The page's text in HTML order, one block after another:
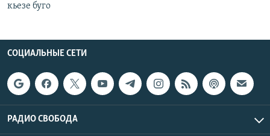
кьезе буго
СОЦИАЛЬНЫЕ СЕТИ
РАДИО СВОБОДА